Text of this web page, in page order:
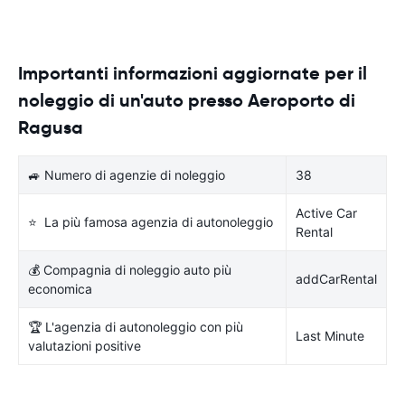
Importanti informazioni aggiornate per il
noleggio di un'auto presso Aeroporto di
Ragusa
🚙 Numero di agenzie di noleggio 38
⭐ La più famosa agenzia di autonoleggio
Active Car
Rental
💰 Compagnia di noleggio auto più
economica
addCarRental
🏆 L'agenzia di autonoleggio con più
valutazioni positive
Last Minute